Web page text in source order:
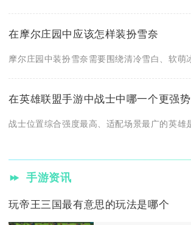
在摩尔庄园中应该怎样装扮雪奈
在英雄联盟手游中战士中哪一个更强势
手游资讯
玩帝王三国最有意思的玩法是哪个